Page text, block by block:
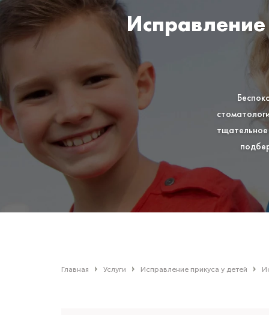
Главная Услуги Исправление прикуса у детей